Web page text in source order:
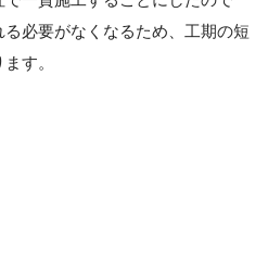
必要がなくなるため、工期の短
す。